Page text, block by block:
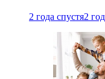
2 года спустя2